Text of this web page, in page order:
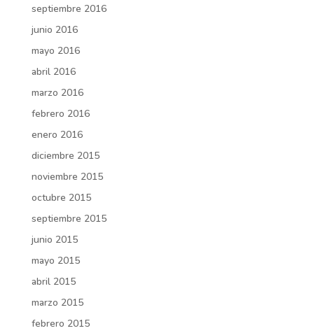
septiembre 2016
junio 2016
mayo 2016
abril 2016
marzo 2016
febrero 2016
enero 2016
diciembre 2015
noviembre 2015
octubre 2015
septiembre 2015
junio 2015
mayo 2015
abril 2015
marzo 2015
febrero 2015